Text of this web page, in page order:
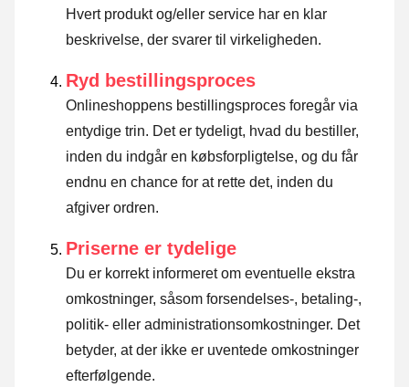
Hvert produkt og/eller service har en klar
beskrivelse, der svarer til virkeligheden.
Ryd bestillingsproces
Onlineshoppens bestillingsproces foregår via
entydige trin. Det er tydeligt, hvad du bestiller,
inden du indgår en købsforpligtelse, og du får
endnu en chance for at rette det, inden du
afgiver ordren.
Priserne er tydelige
Du er korrekt informeret om eventuelle ekstra
omkostninger, såsom forsendelses-, betaling-,
politik- eller administrationsomkostninger. Det
betyder, at der ikke er uventede omkostninger
efterfølgende.